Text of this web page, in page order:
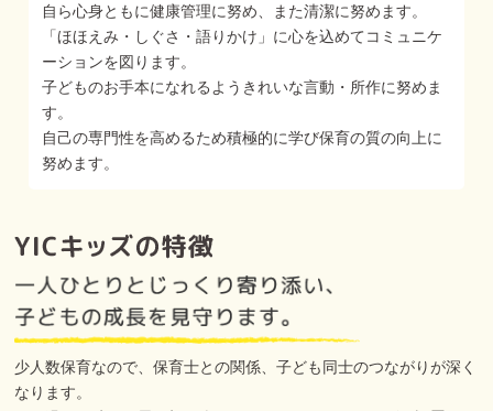
自ら心身ともに健康管理に努め、また清潔に努めます。
「ほほえみ・しぐさ・語りかけ」に心を込めてコミュニケ
ーションを図ります。
子どものお手本になれるようきれいな言動・所作に努めま
す。
自己の専門性を高めるため積極的に学び保育の質の向上に
努めます。
少人数保育なので、保育士との関係、子ども同士のつながりが深く
なります。